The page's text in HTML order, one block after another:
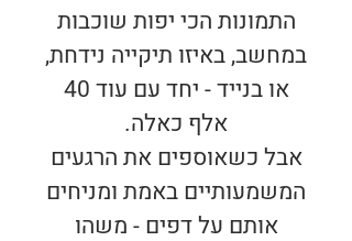
התמונות הכי יפות שוכבות
במחשב, באיזו תיקייה נידחת,
או בנייד - יחד עם עוד 40
אלף כאלה.
אבל כשאוספים את הרגעים
המשמעותיים באמת ומניחים
אותם על דפים - משהו